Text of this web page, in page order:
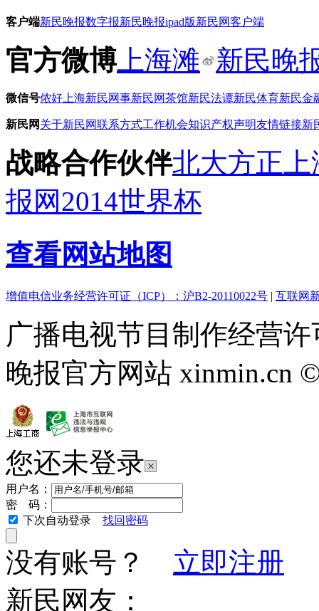
客户端新民晚报数字报新民晚报ipad版新民网客户端
官方微博 上海滩 新民晚
微信号侬好上海新民网事新民网茶馆新民法谭新民体育新民金
新民网关于新民网联系方式工作机会知识产权声明友情链接新
战略合作伙伴北大方正
报网2014世界杯
查看网站地图
增值电信业务经营许可证（ICP）：沪B2-20110022号 | 互联网
广播电视节目制作经营
晚报官方网站 xinmin.cn
您还未登录
用户名：
密 码：
下次自动登录 找回密码
没有账号？ 立即注册
新民网友：